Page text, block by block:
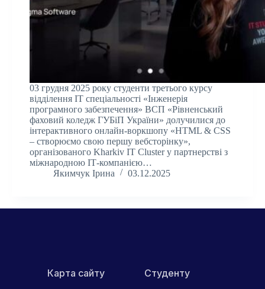
03 грудня 2025 року студенти третього курсу
відділення ІТ спеціальності «Інженерія
програмного забезпечення» ВСП «Рівненський
фаховий коледж ГУБіП України» долучилися до
інтерактивного онлайн-воркшопу «HTML & CSS
– створюємо свою першу вебсторінку»,
організованого Kharkiv IT Cluster у партнерстві з
міжнародною ІТ-компанією…
Якимчук Ірина
03.12.2025
Карта сайту
Студенту